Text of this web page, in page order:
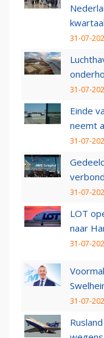
kwartaal
31-07-
31-07-
Einde
neemt
31-07-
31-07-
LOT
naar
31-07-
31-07-